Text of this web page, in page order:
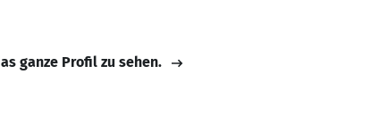
ganze Profil zu sehen.